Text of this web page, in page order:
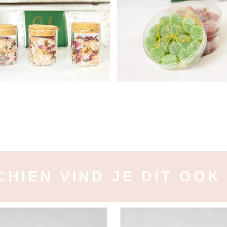
VIND JE DIT OOK